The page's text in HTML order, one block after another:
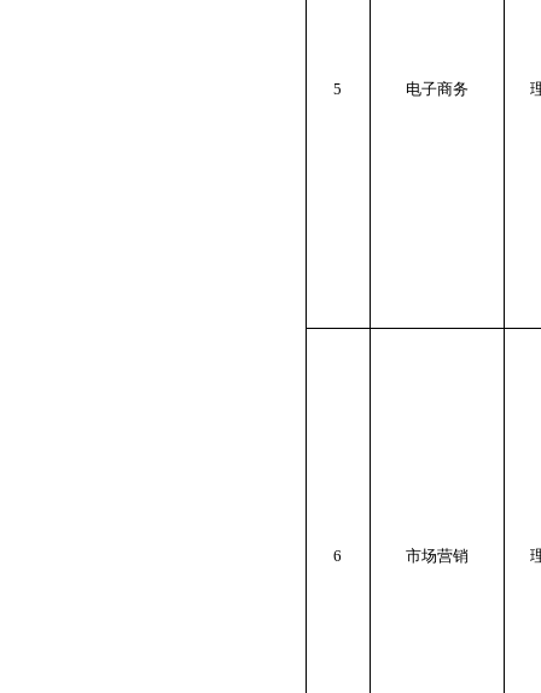
5 电子商务
6 市场营销